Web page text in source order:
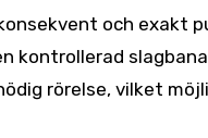
och exakt
kontrollerad
rörelse, vilket